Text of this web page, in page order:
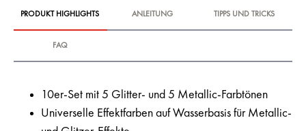
PRODUKT HIGHLIGHTS ANLEITUNG TIPPS UND TRICKS
FAQ
10er-Set mit 5 Glitter- und 5 Metallic-Farbtönen
Universelle Effektfarben auf Wasserbasis für Metallic-